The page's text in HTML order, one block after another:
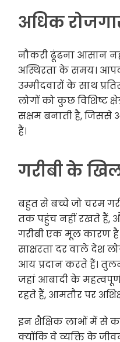
अधिक
नौकरी ढूंढना आसान
अस्थिरता के समय।
उम्मीदवारों के साथ
लोगों को कुछ विशिष्ट
सक्षम बनाती है,
हैं।
गरीबी के
बहुत से बच्चे जो चरम
तक पहुंच नहीं रखते हैं,
गरीबी एक मूल कारण
साक्षरता दर वाले देश
आय प्रदान करते हैं।
जहां आबादी के
रहते हैं, आमतौर पर
इन शैक्षिक लाभों में से
क्योंकि वे व्यक्ति के